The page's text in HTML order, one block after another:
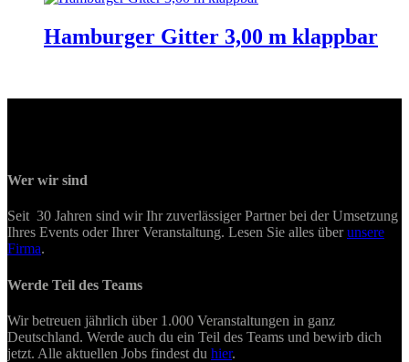
Hamburger Gitter 3,00 m klappbar
Wer wir sind
Seit 30 Jahren sind wir Ihr zuverlässiger Partner bei der Umsetzung
Ihres Events oder Ihrer Veranstaltung. Lesen Sie alles überunsere
Firma.
Werde Teil des Teams
Wir betreuen jährlich über 1.000 Veranstaltungen in ganz
Deutschland. Werde auch du ein Teil des Teams und bewirb dich
jetzt. Alle aktuellen Jobs findest du hier.